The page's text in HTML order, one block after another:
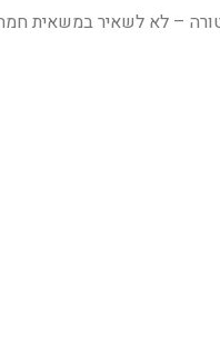
– לא לשאיר במשאית